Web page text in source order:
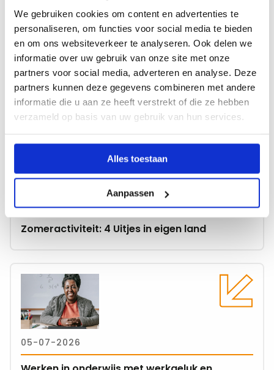
We gebruiken cookies om content en advertenties te
personaliseren, om functies voor social media te bieden
en om ons websiteverkeer te analyseren. Ook delen we
informatie over uw gebruik van onze site met onze
partners voor social media, adverteren en analyse. Deze
partners kunnen deze gegevens combineren met andere
informatie die u aan ze heeft verstrekt of die ze hebben
verzameld op basis van uw gebruik van hun services.
Alles toestaan
Aanpassen
Deel dit berichtDeel
op
Facebook
Deel
via
Facebook
Messenger
Deel
op
X
Deel
op
LinkedIn
Deel
via
e-
mail
Deel
via
WhatsApp
Kopieer
url
Recente artikelen
Toon alle artikelen
Zomeractiviteit: 4 Uitjes in eigen land
meer
Zomeractiviteit:
Uitjes
in
eigen
land
05-07-2026
Lees
Werken
onderwijs
met